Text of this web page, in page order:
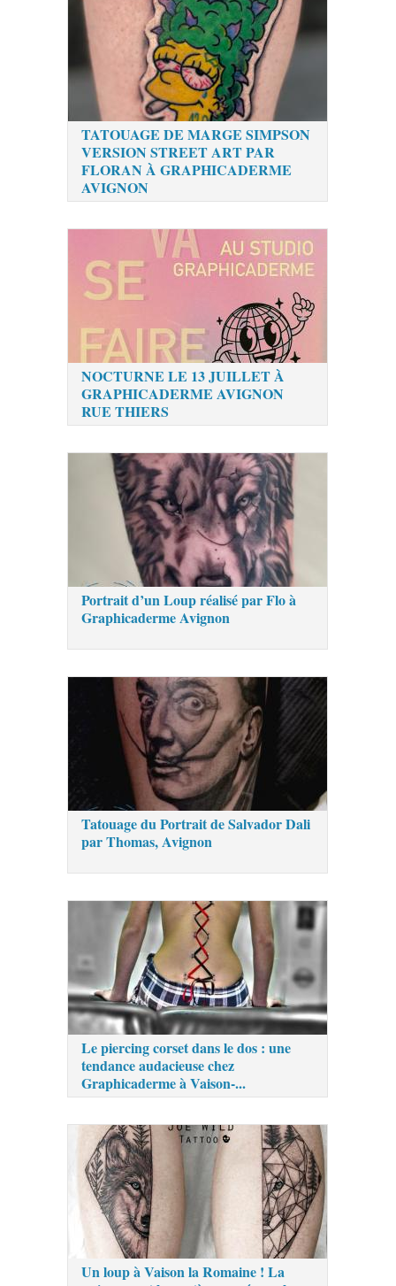
TATOUAGE DE MARGE SIMPSON
VERSION STREET ART PAR
FLORAN À GRAPHICADERME
AVIGNON
NOCTURNE LE 13 JUILLET À
GRAPHICADERME AVIGNON
RUE THIERS
Portrait d’un Loup réalisé par Flo à
Graphicaderme Avignon
Tatouage du Portrait de Salvador Dali
par Thomas, Avignon
Le piercing corset dans le dos : une
tendance audacieuse chez
Graphicaderme à Vaison-...
Un loup à Vaison la Romaine ! La